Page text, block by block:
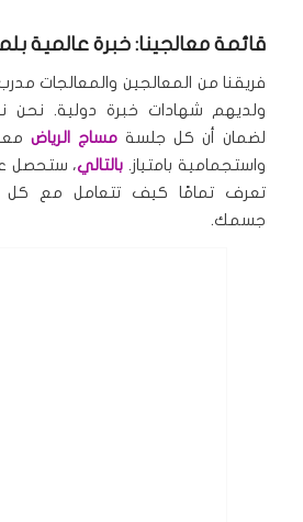
قائمة معالجينا: خبرة عالمية
فريقنا من المعالجين والمعالجات
ولديهم شهادات خبرة دولية. نحن
لضمان أن كل جلسة مساج الرياض
واستجمامية بامتياز. بالتالي، ستحصل
تعرف تمامًا كيف تتعامل مع
جسمك.